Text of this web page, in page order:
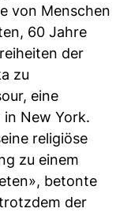
von Menschen
60 Jahre
der
zu
eine
New York.
religiöse
zu einem
betonte
der